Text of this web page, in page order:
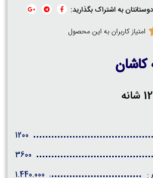
به اشتراک بگذارید:
امتیاز کاربران به این محصول
1200
3600
1.440.000